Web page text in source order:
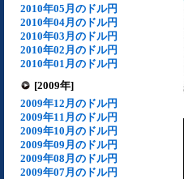
2010年05月のドル円
2010年04月のドル円
2010年03月のドル円
2010年02月のドル円
2010年01月のドル円
[2009年]
2009年12月のドル円
2009年11月のドル円
2009年10月のドル円
2009年09月のドル円
2009年08月のドル円
2009年07月のドル円